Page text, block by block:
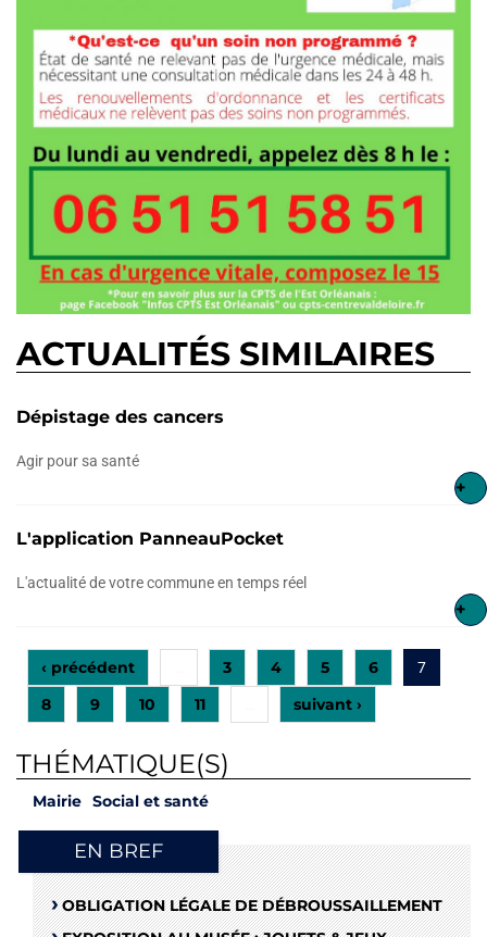
ACTUALITÉS SIMILAIRES
Dépistage des cancers
Agir pour sa santé
+
L'application PanneauPocket
L'actualité de votre commune en temps réel
+
‹ précédent 3 4 5 6 7
8 9 10 11 suivant ›
THÉMATIQUE(S)
Mairie Social et santé
EN BREF
OBLIGATION LÉGALE DE DÉBROUSSAILLEMENT